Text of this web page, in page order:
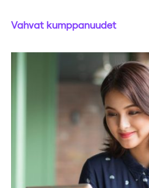
Vahvat kumppanuudet